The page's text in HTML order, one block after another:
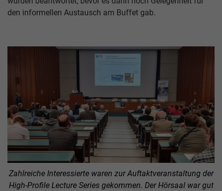
den informellen Austausch am Buffet gab.
Zahlreiche Interessierte waren zur Auftaktveranstaltung der
High-Profile Lecture Series gekommen. Der Hörsaal war gut